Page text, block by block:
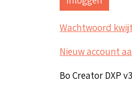
Wachtwoord
Nieuw account
Bo Creator DXP